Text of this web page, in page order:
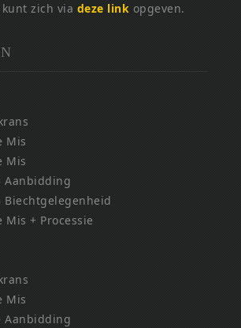
zich via deze link opgeven.
Mis
Mis
Aanbidding
Biechtgelegenheid
Mis + Processie
Mis
Aanbidding